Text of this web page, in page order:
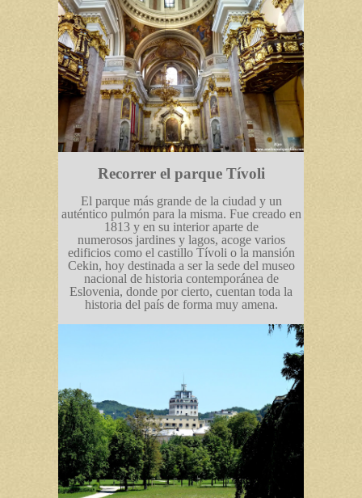
Recorrer el parque Tívoli
El parque más grande de la ciudad y un
auténtico pulmón para la misma. Fue creado en
1813 y en su interior aparte de
numerosos jardines y lagos, acoge varios
edificios como el castillo Tívoli o la mansión
Cekin, hoy destinada a ser la sede del museo
nacional de historia contemporánea de
Eslovenia, donde por cierto, cuentan toda la
historia del país de forma muy amena.